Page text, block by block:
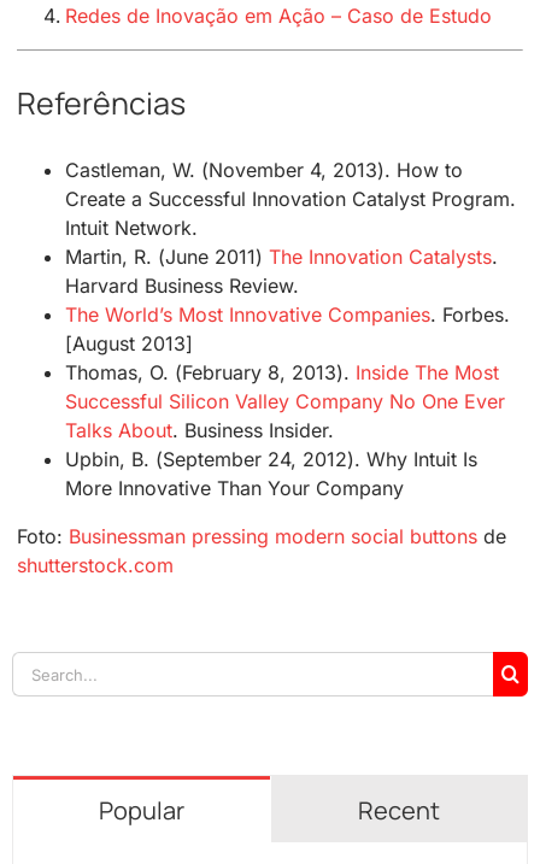
Redes de Inovação em Ação – Caso de Estudo
Referências
Castleman, W. (November 4, 2013). How to
Create a Successful Innovation Catalyst Program.
Intuit Network.
Martin, R. (June 2011) The Innovation Catalysts.
Harvard Business Review.
The World’s Most Innovative Companies. Forbes.
[August 2013]
Thomas, O. (February 8, 2013). Inside The Most
Successful Silicon Valley Company No One Ever
Talks About. Business Insider.
Upbin, B. (September 24, 2012). Why Intuit Is
More Innovative Than Your Company
Foto: Businessman pressing modern social buttonsde
shutterstock.com
Search
for:
Popular Recent